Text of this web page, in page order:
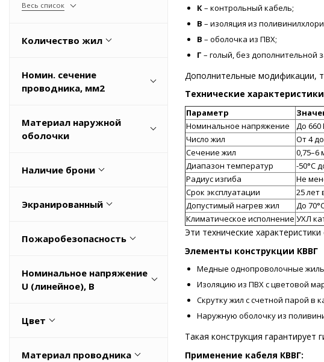
Весь список
Количество жил
19
Весь список
Номин. сечение
проводника, мм2
2,5
Материал наружной
оболочки
Поливинилхлорид (ПВХ)
Наличие брони
Экранированный
Нет
Пожаробезопасность
нг(A)-LS
нг(А)-FRHF
Номинальное напряжение
U (линейное), В
Цвет
Материал проводника
К– контрольный кабель;
В – изоляция из
В – оболочка из ПВХ;
Г – голый, без дополнительной
Дополнительные модификации,
Технические характеристики
Параметр
Номинальное напряжение
До 660
Число жил
От 4
Сечение жил
0,75–6
Диапазон температур
-50°C
Радиус изгиба
Не
Срок эксплуатации
25 лет
Допустимый нагрев жил
До
Климатическое исполнение УХЛ
Эти технические
Элементы конструкции КВВГ
Медные однопроволочные жилы
Изоляцию из ПВХ с цветовой
Скрутку жил с счетной парой в
Наружную оболочку из
Такая конструкция
Применение кабеля КВВГ: